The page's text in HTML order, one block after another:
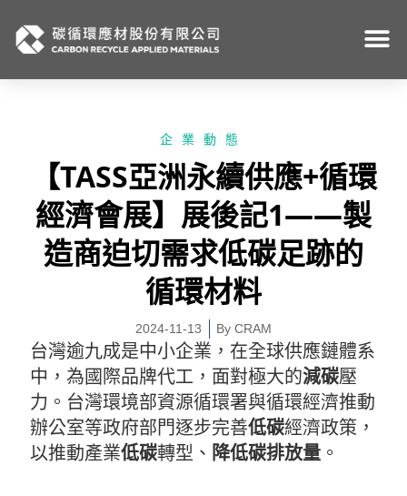
要
企業動態
【TASS亞洲永續供應+循環
經濟會展】展後記1——製
造商迫切需求低碳足跡的
循環材料
2024-11-13 By CRAM
台灣逾九成是中小企業，在全球供應鏈體系
中，為國際品牌代工，面對極大的減碳壓
力。台灣環境部資源循環署與循環經濟推動
辦公室等政府部門逐步完善低碳經濟政策，
以推動產業低碳轉型、 降低碳排放量 。